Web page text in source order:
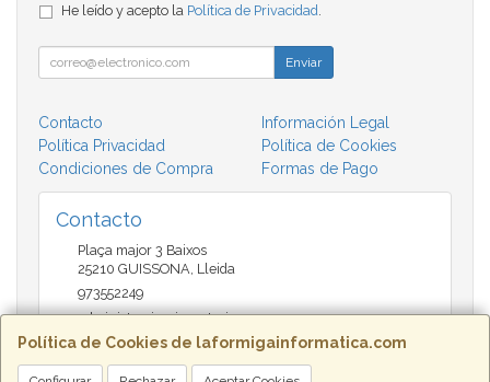
Política de Cookies de laformigainformatica.com
He leído y acepto la Política de Privacidad
Enviar
Contacto
Información Legal
Política Privacidad
Política de Cookies
Condiciones de Compra
Formas de Pago
Contacto
Plaça major 3 Baixos
25210 GUISSONA Lleida
973552249
administracio@insectari.com